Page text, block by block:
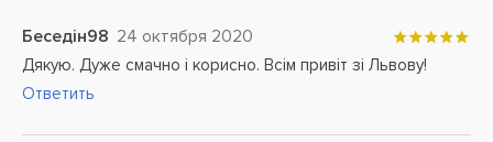
Беседін98 24 октября 2020
Дякую. Дуже смачно і корисно. Всім привіт зі Львову!
Ответить